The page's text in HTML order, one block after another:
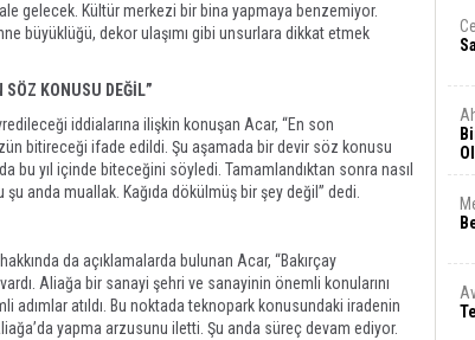
gelecek. Kültür merkezi bir bina yapmaya benzemiyor.
büyüklüğü, dekor ulaşımı gibi unsurlara dikkat etmek
KONUSU DEĞİL”
iddialarına ilişkin konuşan Acar, “En son
bitireceği ifade edildi. Şu aşamada bir devir söz konusu
bu yıl içinde biteceğini söyledi. Tamamlandıktan sonra nasıl
anda muallak. Kağıda dökülmüş bir şey değil” dedi.
da açıklamalarda bulunan Acar, “Bakırçay
Aliağa bir sanayi şehri ve sanayinin önemli konularını
adımlar atıldı. Bu noktada teknopark konusundaki iradenin
yapma arzusunu iletti. Şu anda süreç devam ediyor.